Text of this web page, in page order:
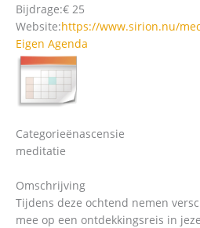
Bijdrage:€ 25
Website:https://www.sirion.nu/
Eigen Agenda
Categorieënascensie
meditatie
Omschrijving
Tijdens deze ochtend nemen
mee op een ontdekkingsreis in